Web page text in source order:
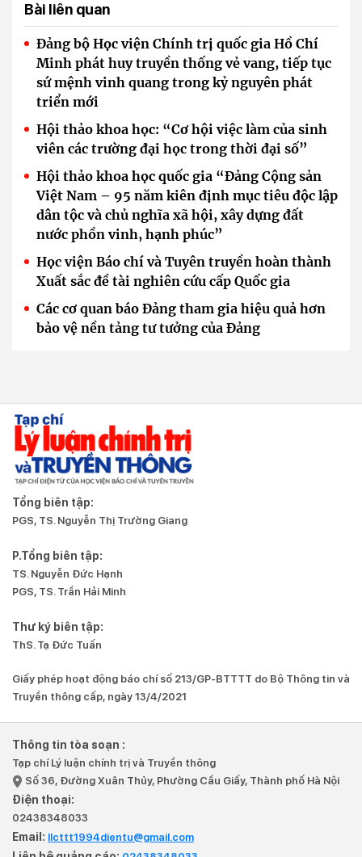
Bài liên quan
Đảng bộ Học viện Chính trị quốc gia Hồ Chí
Minh phát huy truyền thống vẻ vang, tiếp tục
sứ mệnh vinh quang trong kỷ nguyên phát
triển mới
Hội thảo khoa học: “Cơ hội việc làm của sinh
viên các trường đại học trong thời đại số”
Hội thảo khoa học quốc gia “Đảng Cộng sản
Việt Nam – 95 năm kiên định mục tiêu độc lập
dân tộc và chủ nghĩa xã hội, xây dựng đất
nước phồn vinh, hạnh phúc”
Học viện Báo chí và Tuyên truyền hoàn thành
Xuất sắc đề tài nghiên cứu cấp Quốc gia
Các cơ quan báo Đảng tham gia hiệu quả hơn
bảo vệ nền tảng tư tưởng của Đảng
Tổng biên tập:
PGS, TS. Nguyễn Thị Trường Giang
P.Tổng biên tập:
TS. Nguyễn Đức Hạnh
PGS, TS. Trần Hải Minh
Thư ký biên tập:
ThS. Tạ Đức Tuấn
Giấy phép hoạt động báo chí số 213/GP-BTTTT do Bộ Thông tin và
Truyền thông cấp, ngày 13/4/2021
Thông tin tòa soạn :
Tạp chí Lý luận chính trị và Truyền thông
Số 36, Đường Xuân Thủy, Phường Cầu Giấy, Thành phố Hà Nội
Điện thoại:
02438348033
Email: llcttt1994dientu@gmail.com